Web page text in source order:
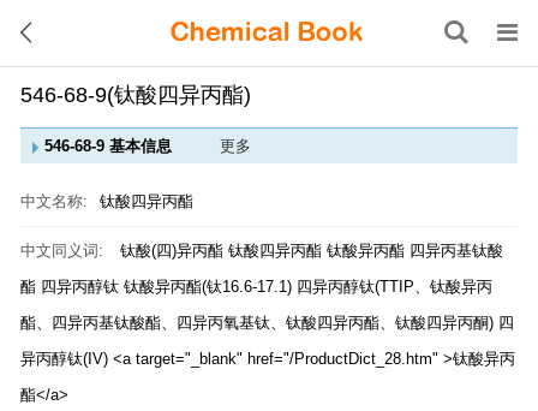
546-68-9(钛酸四异丙酯)
546-68-9 基本信息 更多
中文名称: 钛酸四异丙酯
中文同义词: 钛酸(四)异丙酯 钛酸四异丙酯 钛酸异丙酯 四异丙基钛酸
酯 四异丙醇钛 钛酸异丙酯(钛16.6-17.1) 四异丙醇钛(TTIP、钛酸异丙
酯、四异丙基钛酸酯、四异丙氧基钛、钛酸四异丙酯、钛酸四异丙酮) 四
异丙醇钛(IV) <a target="_blank" href="/ProductDict_28.htm" >钛酸异丙
酯</a>